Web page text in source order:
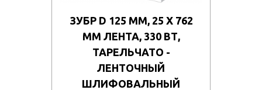
ЗУБР D 125 ММ, 25 Х 762
ММ ЛЕНТА, 330 ВТ,
ТАРЕЛЬЧАТО -
ЛЕНТОЧНЫЙ
ШЛИФОВАЛЬНЫЙ